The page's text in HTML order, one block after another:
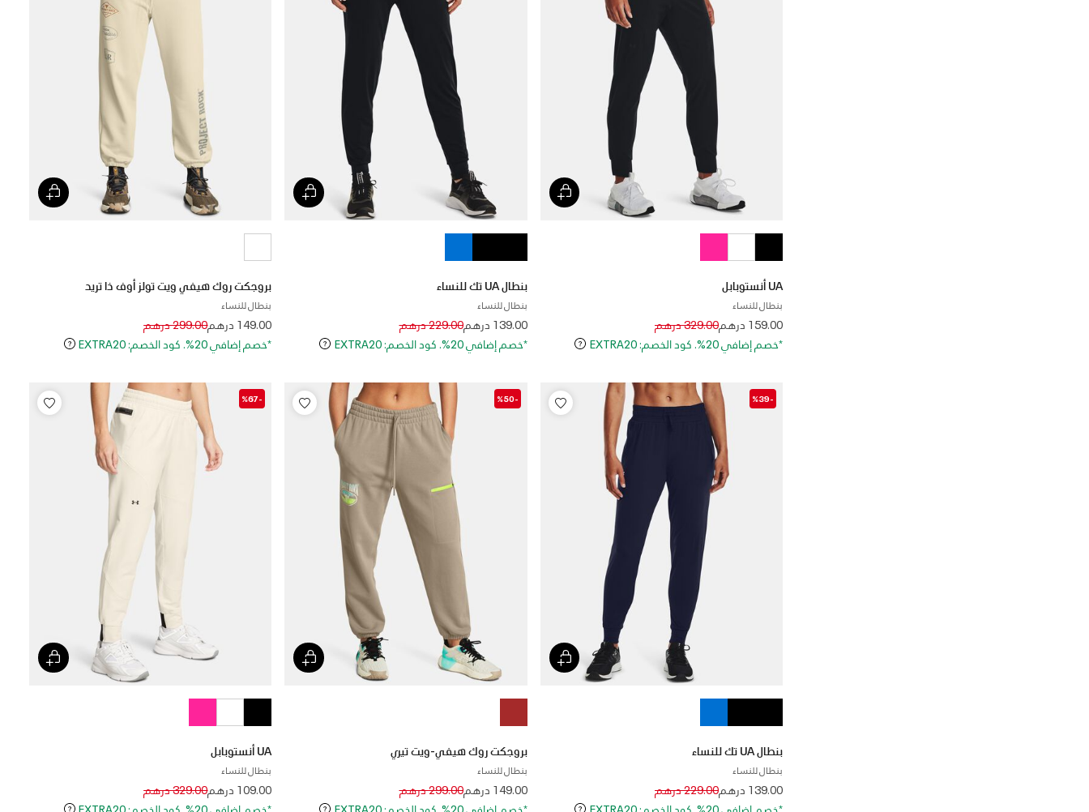
UA أنستوبابل
بنطال للنساء
159.00 درهم Price reduced from
329.00 درهمto
*خصم إضافي 20%. كود الخصم: EXTRA20
بنطال UA تك للنساء
بنطال للنساء
139.00 درهم Price reduced from
229.00 درهمto
*خصم إضافي 20%. كود الخصم: EXTRA20
بروجكت روك هيفي ويت تولز أوف ذا تريد
بنطال للنساء
149.00 درهم Price reduced from
299.00 درهمto
*خصم إضافي 20%. كود الخصم: EXTRA20
-%39
بنطال UA تك للنساء
بنطال للنساء
139.00 درهم Price reduced from
229.00 درهمto
*خصم إضافي 20%. كود الخصم: EXTRA20
-%50
بروجكت روك هيفي-ويت تيري
بنطال للنساء
149.00 درهم Price reduced from
299.00 درهمto
*خصم إضافي 20%. كود الخصم: EXTRA20
-%67
UA أنستوبابل
بنطال للنساء
109.00 درهم Price reduced from
329.00 درهمto
*خصم إضافي 20%. كود الخصم: EXTRA20